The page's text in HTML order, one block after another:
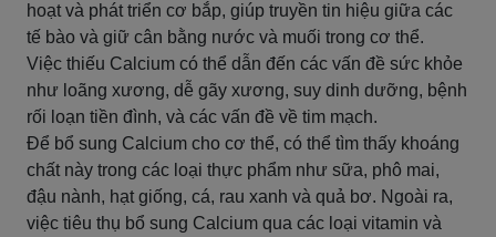
hoạt và phát triển cơ bắp, giúp truyền tin hiệu giữa các
tế bào và giữ cân bằng nước và muối trong cơ thể.
Việc thiếu Calcium có thể dẫn đến các vấn đề sức khỏe
như loãng xương, dễ gãy xương, suy dinh dưỡng, bệnh
rối loạn tiền đình, và các vấn đề về tim mạch.
Để bổ sung Calcium cho cơ thể, có thể tìm thấy khoáng
chất này trong các loại thực phẩm như sữa, phô mai,
đậu nành, hạt giống, cá, rau xanh và quả bơ. Ngoài ra,
việc tiêu thụ bổ sung Calcium qua các loại vitamin và